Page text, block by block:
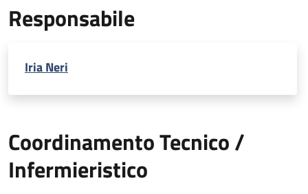
Responsabile
Iria Neri
Coordinamento Tecnico /
Infermieristico